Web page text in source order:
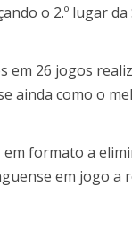
o 2.º lugar da
em 26 jogos
ainda como o
formato a
em jogo a